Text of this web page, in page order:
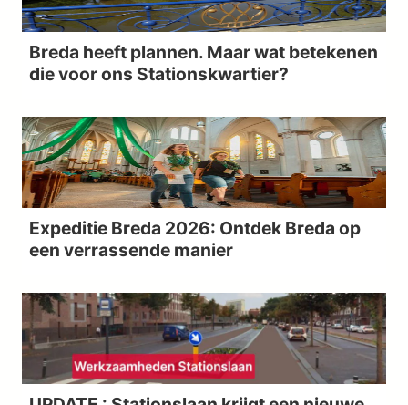
Breda heeft plannen. Maar wat betekenen
die voor ons Stationskwartier?
Expeditie Breda 2026: Ontdek Breda op
een verrassende manier